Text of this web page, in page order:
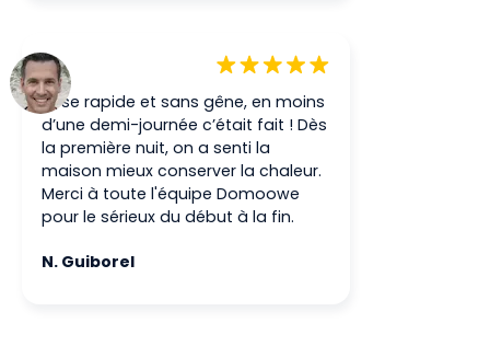
Pose rapide et sans gêne, en moins
d’une demi-journée c’était fait ! Dès
la première nuit, on a senti la
maison mieux conserver la chaleur.
Merci à toute l'équipe Domoowe
pour le sérieux du début à la fin.
N. Guiborel